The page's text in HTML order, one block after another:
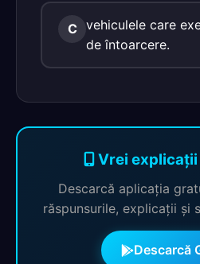
C vehiculele care
de întoarcere.
Vrei
Descarcă aplicația
răspunsurile, explicații și
Descarcă